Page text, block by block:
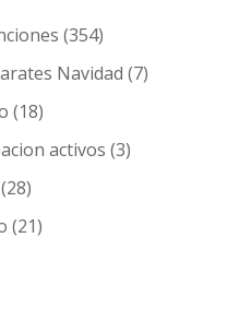
(354)
Navidad (7)
(18)
activos (3)
(28)
(21)